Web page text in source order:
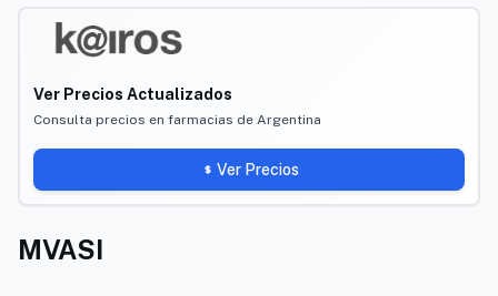
Ver Precios Actualizados
Consulta precios en farmacias de Argentina
Ver Precios
MVASI